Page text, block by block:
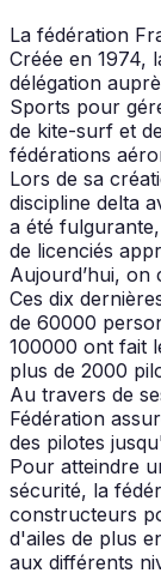
La fédération
Créée en 1974,
délégation
Sports pour
de kite-surf et
fédérations
Lors de sa
discipline delta
a été
de licenciés
Aujourd’hui, on
Ces dix
de 60000
100000 ont fait
plus de 2000
Au travers de
Fédération
des pilotes
Pour atteindre
sécurité, la
constructeurs
d'ailes de plus
aux différents